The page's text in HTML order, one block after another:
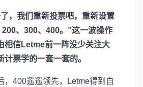
，我们重新投票吧，重新设置
、300、400。”这一波操作
相信Letme前一阵没少关注大
计票学的一套一套的。
，400遥遥领先，Letme得到自